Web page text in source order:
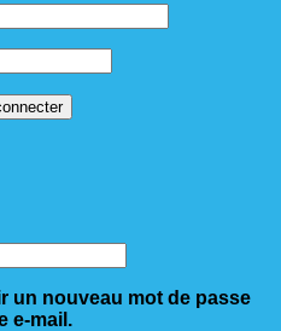
un nouveau mot de passe
e-mail.